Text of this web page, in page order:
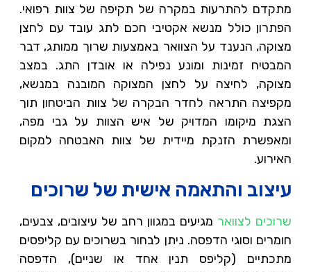
מתקדם להתרעות במקרה של תקיפה של צוות רפואי.
הפתרון כולל מנשא אקטיבי חכם לתג עובד עם לחצן
מצוקה, הנענד על הצוואר באמצעות שרוך ממותג, דבר
המבטיח זמינות ומונע נפילה או אובדן התג. במצב
מצוקה, לחיצה על לחצן המצוקה המובנה במנשא,
מקפיצה התראה לחדר הבקרה של צוות הביטחון תוך
הצגת מיקומו המדויק של איש הצוות על גבי מפה,
ומאפשרת הזנקת מיידית של צוות האבטחה למקום
האירוע.
עיצוב והתאמה אישית של שרוכים
שרוכים לצוואר מגיעים במגוון רחב של עיצובים, צבעים,
חומרים וסוגי הדפסה. ניתן לבחור בשרוכים עם קליפסים
מתכתיים (קליפס תנין אחד או שניים), הדפסה